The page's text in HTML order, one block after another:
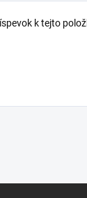
k tejto